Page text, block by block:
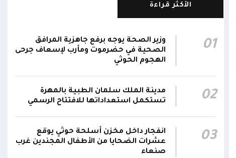
05:35
الناطق باسم القوات المسلحة: نفذنا عملاً
عسكرياً ضد العناصر الحوثية الإرهابية وعتادها
04:17
الحيمة بالتحيتا وحيس جنوب الحديدة
01:13
أقر #مجلس_الدفاع_الوطني استمرار انعقاده
بصورة دائمة لمتابعة التطورات الميدانية والأمنية
واتخاذ ما يلزم من إجراءات بصورة عاجلة ومستمرة
بما يضمن سرعة الاستجابة للتصعيد الحوثي
الأكثر قراءة
01
وزير الصحة يوجه برفع جاهزية المرافق
الصحية في حضرموت ومأرب لإسعاف جرحى
الهجوم الحوثي
02
مدينة الملك سلمان الطبية بالمهرة
تستكمل استعداداتها للافتتاح الرسمي
03
انفجار داخل مخزن أسلحة حوثي يوقع
عشرات الضحايا من الأطفال المجندين غرب
صنعاء